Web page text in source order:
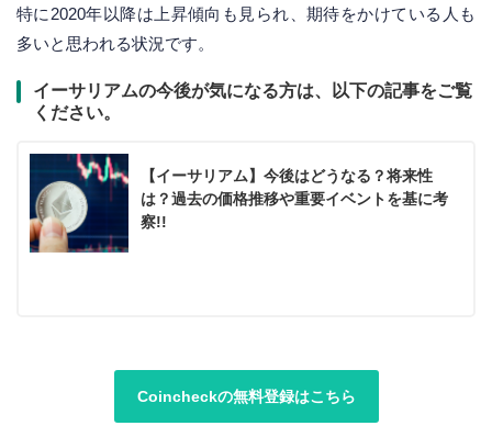
特に2020年以降は上昇傾向も見られ、期待をかけている人も
多いと思われる状況です。
イーサリアムの今後が気になる方は、以下の記事をご覧
ください。
【イーサリアム】今後はどうなる？将来性
は？過去の価格推移や重要イベントを基に考
察!!
Coincheckの無料登録はこちら